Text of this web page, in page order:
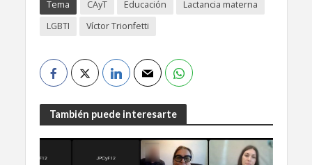
Tema CAyT Educación
Lactancia materna
LGBTI
Víctor Trionfetti
También puede interesarte